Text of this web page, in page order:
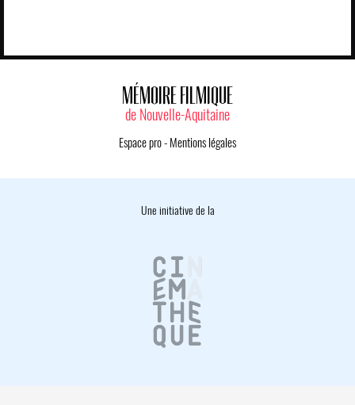
MÉMOIRE FILMIQUE
de Nouvelle-Aquitaine
Espace pro- Mentions légales
Une initiative de la